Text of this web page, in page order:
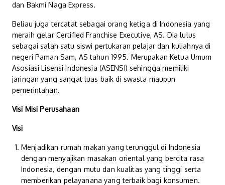
dan Bakmi Naga Express.
Beliau juga tercatat sebagai orang ketiga di Indonesia yang
meraih gelar Certified Franchise Executive, AS. Dia lulus
sebagai salah satu siswi pertukaran pelajar dan kuliahnya di
negeri Paman Sam, AS tahun 1995. Merupakan Ketua Umum
Asosiasi Lisensi Indonesia (ASENSI) sehingga memiliki
jaringan yang sangat luas baik di swasta maupun
pemerintahan.
Visi Misi Perusahaan
Visi
Menjadikan rumah makan yang terunggul di Indonesia
dengan menyajikan masakan oriental yang bercita rasa
Indonesia, dengan mutu dan kualitas yang tinggi serta
memberikan pelayanana yang terbaik bagi konsumen.